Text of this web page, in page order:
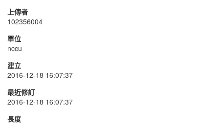
上傳者
102356004
單位
nccu
建立
2016-12-18 16:07:37
最近修訂
2016-12-18 16:07:37
長度